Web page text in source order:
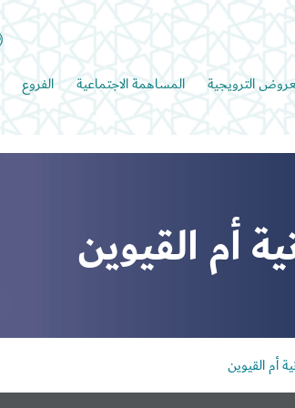
الترويجية المساهمة الاجتماعية الفروع
أم القيوين
أم القيوين